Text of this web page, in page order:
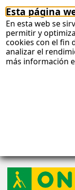
Esta página
En esta web se
permitir y
cookies con el fin
analizar el
más información